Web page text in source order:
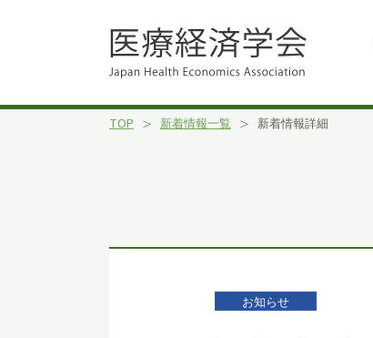
TOP 新着情報一覧 新着情報詳細
お知らせ